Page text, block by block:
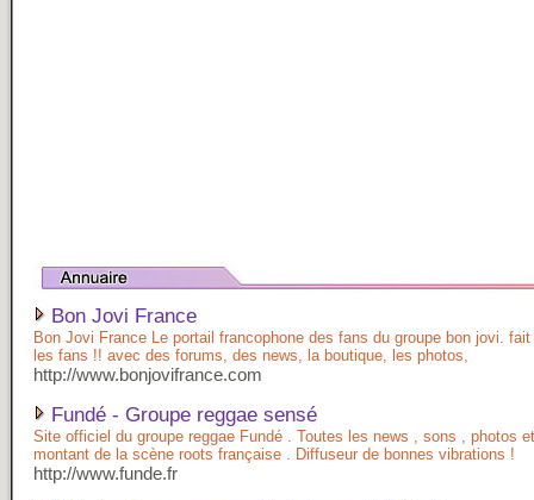
Bon Jovi France
Bon Jovi France Le portail francophone des fans du groupe bon jovi.
les fans !! avec des forums, des news, la boutique, les photos,
http://www.bonjovifrance.com
Fundé - Groupe reggae sensé
Site officiel du groupe reggae Fundé . Toutes les news , sons , photos
montant de la scène roots française . Diffuseur de bonnes vibrations !
http://www.funde.fr